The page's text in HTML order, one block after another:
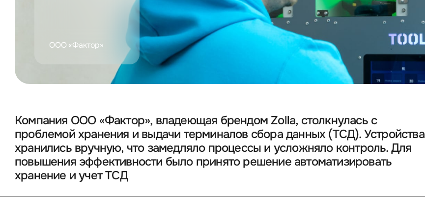
ООО «Фактор»
Компания ООО «Фактор», владеющая брендом Zolla, столкнулась с
проблемой хранения и выдачи терминалов сбора данных (ТСД). Устройства
хранились вручную, что замедляло процессы и усложняло контроль. Для
повышения эффективности было принято решение автоматизировать
хранение и учет ТСД